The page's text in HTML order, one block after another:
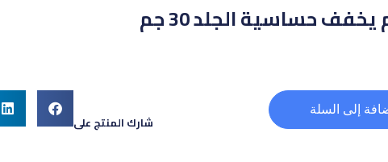
حساسية الجلد 30 جم
إلى السلة
شارك المنتج على